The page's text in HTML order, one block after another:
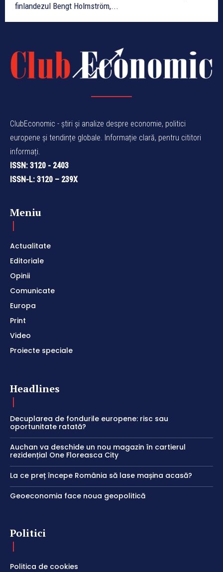
finlandezul Bengt Holmström,...
ClubEconomic - știri și analize despre economie, politici
europene și tendințe globale. Informație clară, pentru cititori
informați.
ISSN: 3120 - 2403
ISSN-L: 3120 – 239X
Meniu
Actualitate
Editoriale
Opinii
Comunicate
Europa
Print
Video
Proiecte speciale
Headlines
Decuplarea de fondurile europene: risc sau
oportunitate ratată?
Auchan va deschide un nou magazin în cartierul
rezidențial One Floreasca City
La ce preț începe România să lase mașina acasă?
Geoeconomia face noua geopolitică
Politici
Politica de cookies